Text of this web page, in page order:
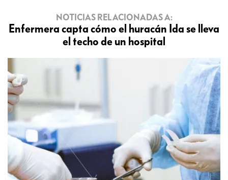
NOTICIAS RELACIONADAS A:
Enfermera capta cómo el huracán Ida se lleva
el techo de un hospital